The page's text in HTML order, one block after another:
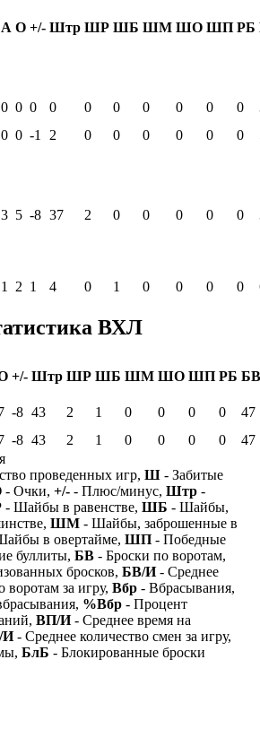
А О +/- Штр ШР ШБ ШМ ШО ШП РБ
0 0 0 0 0 0 0 0 0 0
0 0 -1 2 0 0 0 0 0 0
3 5 -8 37 2 0 0 0 0 0
1 2 1 4 0 1 0 0 0 0
ВХЛ
+/- Штр ШР ШБ ШМ ШО ШП РБ БВ
-8 43 2 1 0 0 0 0
47
-8 43 2 1 0 0 0 0
47
проведенных игр, Ш - Забитые
- Очки, +/- - Плюс/минус, Штр -
- Шайбы в равенстве, ШБ - Шайбы,
ШМ - Шайбы, заброшенные в
в овертайме, ШП - Победные
буллиты, БВ - Броски по воротам,
бросков, БВ/И- Среднее
воротам за игру, Вбр - Вбрасывания,
%Вбр - Процент
ВП/И- Среднее время на
И- Среднее количество смен за игру,
БлБ - Блокированные броски